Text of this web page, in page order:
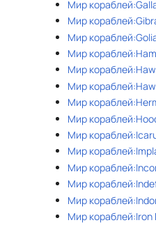
Мир
Мир
Мир
Мир
Мир
Мир
Мир
Мир
Мир
Мир
Мир
Мир
Мир
Мир кораблей:Iron